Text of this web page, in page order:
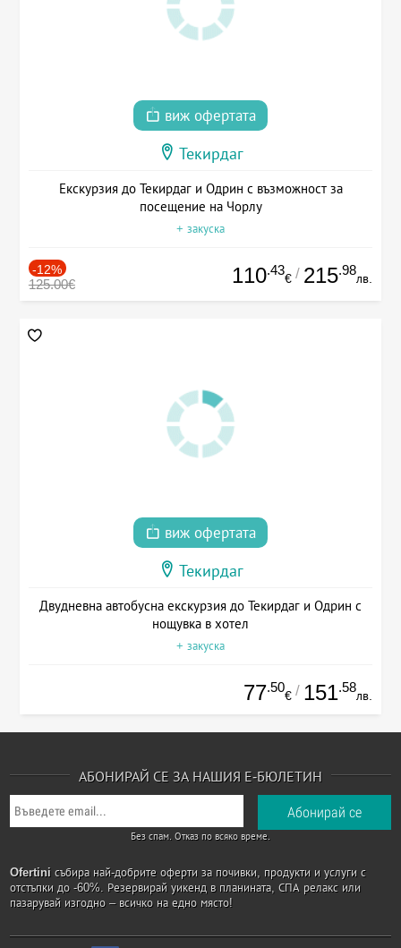
виж офертата
Текирдаг
Екскурзия до Текирдаг и Одрин с възможност за
посещение на Чорлу
+ закуска
-12%
125.00€ 110.43
€ / 215.98
лв.
виж офертата
Текирдаг
Двудневна автобусна екскурзия до Текирдаг и Одрин с
нощувка в хотел
+ закуска
77.50
€ / 151.58
лв.
АБОНИРАЙ СЕ ЗА НАШИЯ Е-БЮЛЕТИН
Без спам. Отказ по всяко време.
Ofertini събира най-добрите оферти за почивки, продукти и услуги с
отстъпки до -60%. Резервирай уикенд в планината, СПА релакс или
пазарувай изгодно – всичко на едно място!